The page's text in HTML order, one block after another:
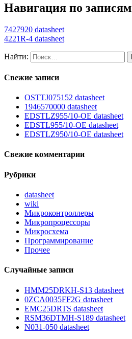
Навигация по записям
7427920 datasheet
4221R-4 datasheet
Найти:
Свежие записи
OSTTJ075152 datasheet
1946570000 datasheet
EDSTLZ955/10-OE datasheet
EDSTL955/10-OE datasheet
EDSTLZ950/10-OE datasheet
Свежие комментарии
Рубрики
datasheet
wiki
Микроконтроллеры
Микропроцессоры
Микросхема
Программирование
Прочее
Случайные записи
HMM25DRKH-S13 datasheet
0ZCA0035FF2G datasheet
EMC25DRTS datasheet
RSM36DTMH-S189 datasheet
N031-050 datasheet